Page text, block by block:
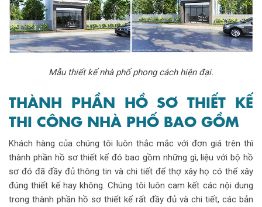
Mẫu thiết kế nhà phố phong cách hiện đại.
THÀNH PHẦN HỒ SƠ THIẾT KẾ
THI CÔNG NHÀ PHỐ BAO GỒM
Khách hàng của chúng tôi luôn thắc mắc với đơn giá trên thì
thành phần hồ sơ thiết kế đó bao gồm những gì, liệu với bộ hồ
sơ đó đã đầy đủ thông tin và chi tiết để thợ xây họ có thể xây
đúng thiết kế hay không. Chúng tôi luôn cam kết các nội dung
trong thành phần hồ sơ thiết kế rất đầy đủ và chi tiết, các bản